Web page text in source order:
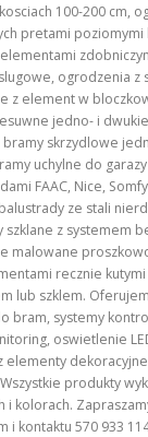
100-200 cm,
pretami
ogrodzenia z
z element w
jedno- i
bramy skrzydlowe
uchylne do
FAAC, Nice,
ze stali
z systemem
malowane
recznie
lub szklem.
bram, systemy
oswietlenie
produkty
i kolorach.
i kontaktu 570 933